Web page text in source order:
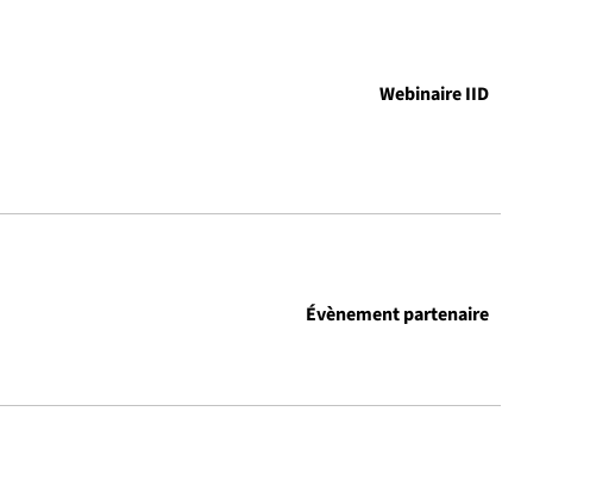
Webinaire IID
Évènement partenaire